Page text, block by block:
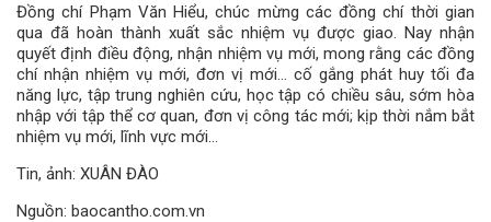
Đồng chí Phạm Văn Hiểu, chúc mừng các đồng chí thời gian
qua đã hoàn thành xuất sắc nhiệm vụ được giao. Nay nhận
quyết định điều động, nhận nhiệm vụ mới, mong rằng các đồng
chí nhận nhiệm vụ mới, đơn vị mới… cố gắng phát huy tối đa
năng lực, tập trung nghiên cứu, học tập có chiều sâu, sớm hòa
nhập với tập thể cơ quan, đơn vị công tác mới; kịp thời nắm bắt
nhiệm vụ mới, lĩnh vực mới…
Tin, ảnh: XUÂN ĐÀO
Nguồn: baocantho.com.vn